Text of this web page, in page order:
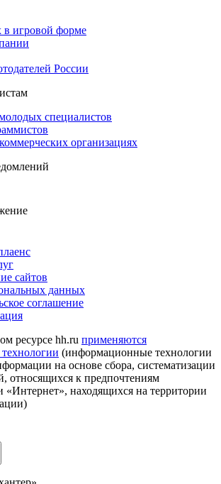
игровой форме
России
специалистов
организациях
сайтов
данных
соглашение
ресурсе hh.ru применяются
(информационные технологии
на основе сбора, систематизации
относящихся к предпочтениям
«Интернет», находящихся на территории